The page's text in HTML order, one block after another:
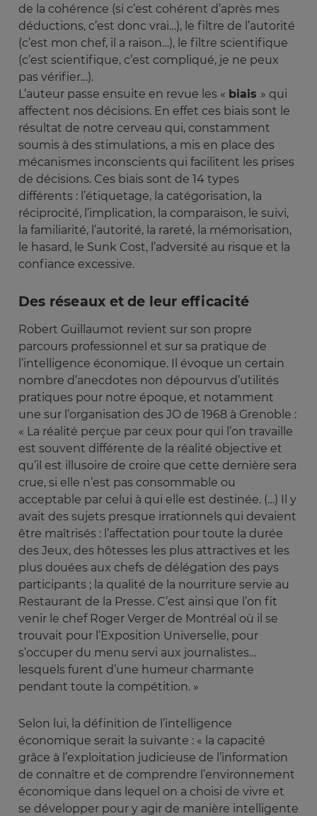
de la cohérence (si c’est cohérent d’après mes
déductions, c’est donc vrai…), le filtre de l’autorité
(c’est mon chef, il a raison…), le filtre scientifique
(c’est scientifique, c’est compliqué, je ne peux
pas vérifier…).
L’auteur passe ensuite en revue les « biais » qui
affectent nos décisions. En effet ces biais sont le
résultat de notre cerveau qui, constamment
soumis à des stimulations, a mis en place des
mécanismes inconscients qui facilitent les prises
de décisions. Ces biais sont de 14 types
différents : l’étiquetage, la catégorisation, la
réciprocité, l’implication, la comparaison, le suivi,
la familiarité, l’autorité, la rareté, la mémorisation,
le hasard, le Sunk Cost, l’adversité au risque et la
confiance excessive.
Des réseaux et de leur efficacité
Robert Guillaumot revient sur son propre
parcours professionnel et sur sa pratique de
l’intelligence économique. Il évoque un certain
nombre d’anecdotes non dépourvus d’utilités
pratiques pour notre époque, et notamment
une sur l’organisation des JO de 1968 à Grenoble :
« La réalité perçue par ceux pour qui l’on travaille
est souvent différente de la réalité objective et
qu’il est illusoire de croire que cette dernière sera
crue, si elle n’est pas consommable ou
acceptable par celui à qui elle est destinée. (…) Il y
avait des sujets presque irrationnels qui devaient
être maîtrisés : l’affectation pour toute la durée
des Jeux, des hôtesses les plus attractives et les
plus douées aux chefs de délégation des pays
participants ; la qualité de la nourriture servie au
Restaurant de la Presse. C’est ainsi que l’on fit
venir le chef Roger Verger de Montréal où il se
trouvait pour l’Exposition Universelle, pour
s’occuper du menu servi aux journalistes…
lesquels furent d’une humeur charmante
pendant toute la compétition. »
Selon lui, la définition de l’intelligence
économique serait la suivante : « la capacité
grâce à l’exploitation judicieuse de l’information
de connaître et de comprendre l’environnement
économique dans lequel on a choisi de vivre et
se développer pour y agir de manière intelligente